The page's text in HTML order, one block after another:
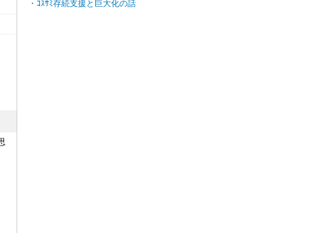
・ｺｽｻﾐ存続支援と巨大化の話